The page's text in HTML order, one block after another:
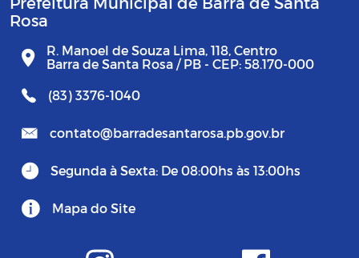
Rosa
R. Manoel de Souza Lima, 118, Centro
Barra de Santa Rosa / PB - CEP: 58.170-000
(83) 3376-1040
contato@barradesantarosa.pb.gov.br
Segunda à Sexta: De 08:00hs às 13:00hs
Mapa do Site